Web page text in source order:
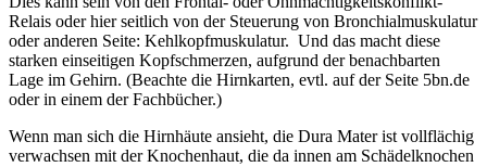
Relais oder hier seitlich von der Steuerung von Bronchialmuskulatur
oder anderen Seite: Kehlkopfmuskulatur. Und das macht diese
starken einseitigen Kopfschmerzen, aufgrund der benachbarten
Lage im Gehirn. (Beachte die Hirnkarten, evtl. auf der Seite 5bn.de
oder in einem der Fachbücher.)
Wenn man sich die Hirnhäute ansieht, die Dura Mater ist vollflächig
verwachsen mit der Knochenhaut, die da innen am Schädelknochen